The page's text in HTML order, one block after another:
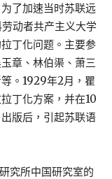
了加速当时苏联远
动者共产主义大学
丁化问题。主要参
章、林伯渠、萧三
。1929年2月，瞿
丁化方案，并在10
版后，引起苏联语
究所中国研究室的